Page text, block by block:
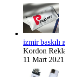
izmir baskılı
Kordon
11 Mart 2021